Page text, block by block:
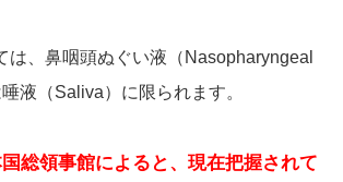
は、鼻咽頭ぬぐい液（Nasopharyngeal
液（Saliva）に限られます。
総領事館によると、現在把握されて